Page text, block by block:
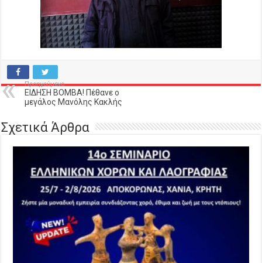
Προηγούμενο
ΕΙΔΗΣΗ ΒΟΜΒΑ! Πέθανε ο
μεγάλος Μανόλης Κακλής
Σχετικά Άρθρα